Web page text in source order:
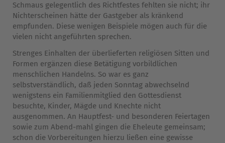
Schmaus gelegentlich des Richtfestes fehlten sie nicht; ihr
Nichterscheinen hätte der Gastgeber als kränkend
empfunden. Diese wenigen Beispiele mögen auch für die
vielen nicht angeführten sprechen.
Strenges Einhalten der überlieferten religiösen Sitten und
Formen ergänzen diese Betätigung vorbildlichen
menschlichen Handelns. So war es ganz
selbstverständlich, daß jeden Sonntag abwechselnd
wenigstens ein Familienmitglied den Gottesdienst
besuchte, Kinder, Mägde und Knechte nicht
ausgenommen. An Hauptfest- und besonderen Feiertagen
sowie zum Abend-mahl gingen die Eheleute gemeinsam;
schon die Vorbereitungen hierzu ließen eine gewisse